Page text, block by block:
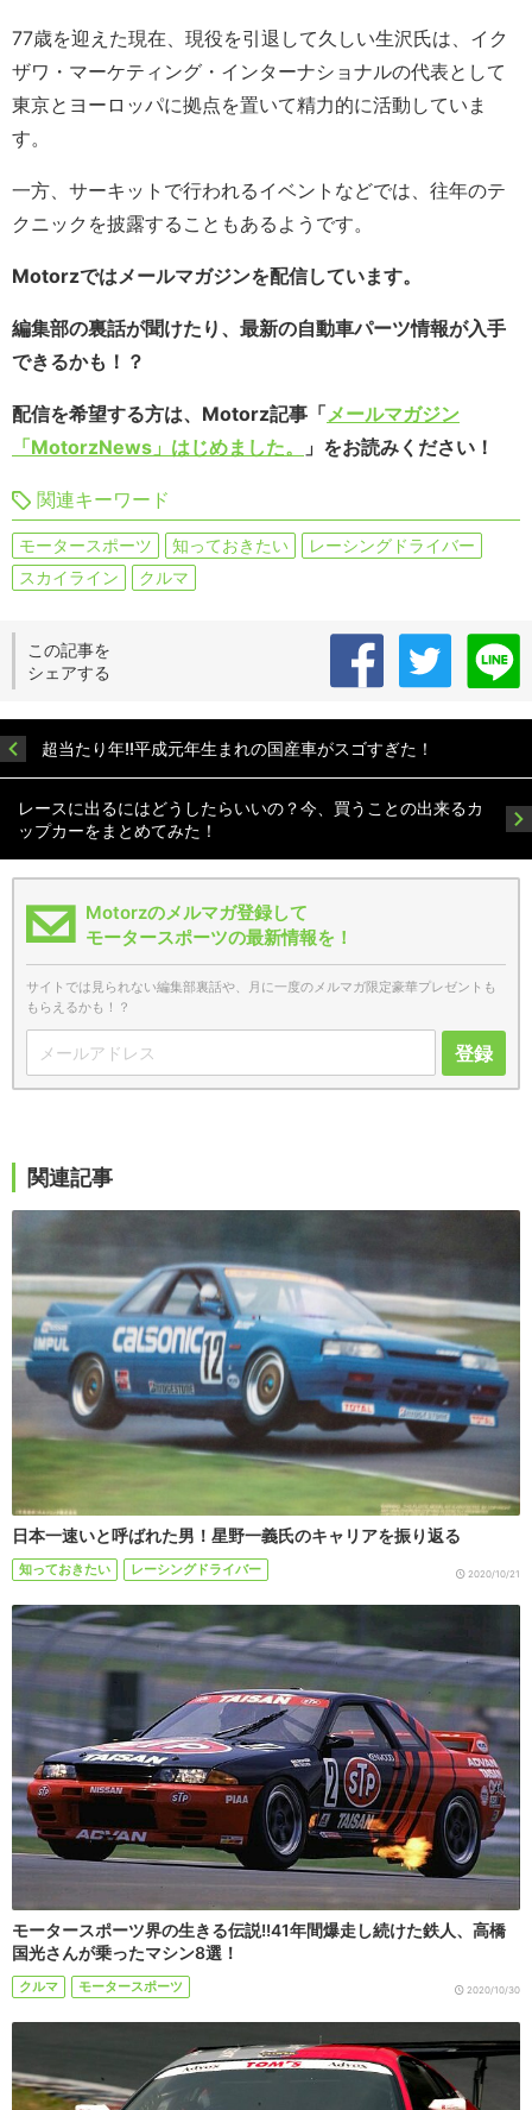
77歳を迎えた現在、現役を引退して久しい生沢氏は、イク
ザワ・マーケティング・インターナショナルの代表として
東京とヨーロッパに拠点を置いて精力的に活動していま
す。
一方、サーキットで行われるイベントなどでは、往年のテ
クニックを披露することもあるようです。
Motorzではメールマガジンを配信しています。
編集部の裏話が聞けたり、最新の自動車パーツ情報が入手
できるかも！？
配信を希望する方は、Motorz記事「メールマガジン
「MotorzNews」はじめました。
」をお読みください！
関連キーワード
モータースポーツ 知っておきたい
レーシングドライバー
スカイライン
クルマ
この記事を
シェアする
超当たり年!!平成元年生まれの国産車がスゴすぎた！
レースに出るにはどうしたらいいの？今、買うことの出来るカ
ップカーをまとめてみた！
Motorzのメルマガ登録して
モータースポーツの最新情報を！
サイトでは見られない編集部裏話や、月に一度のメルマガ限定豪華プレゼントも
もらえるかも！？
登録
関連記事
日本一速いと呼ばれた男！星野一義氏のキャリアを振り返る
知っておきたい レーシングドライバー 2020/10/21
モータースポーツ界の生きる伝説!!41年間爆走し続けた鉄人、高橋
国光さんが乗ったマシン8選！
クルマ モータースポーツ 2020/10/30